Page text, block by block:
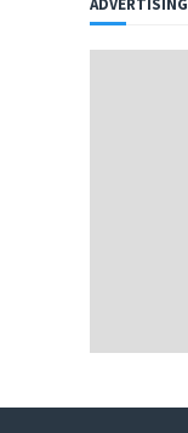
ADVERTISING